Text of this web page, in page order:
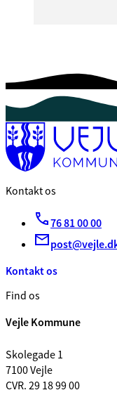
Kontakt os
76 81 00 00
Kontakt os
Find os
Vejle Kommune
Skolegade 1
7100 Vejle
CVR. 29 18 99 00